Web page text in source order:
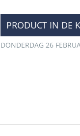
PRODUCT IN DE
DONDERDAG 26